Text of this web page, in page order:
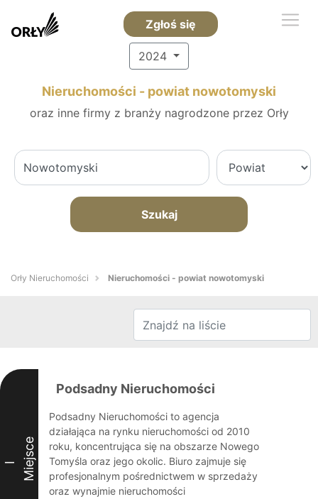
Zgłoś się
2024
Nieruchomości - powiat nowotomyski
oraz inne firmy z branży nagrodzone przez Orły
Szukaj
Orły Nieruchomości Nieruchomości - powiat nowotomyski
I Miejsce
Podsadny Nieruchomości
Podsadny Nieruchomości to agencja
działająca na rynku nieruchomości od 2010
roku, koncentrująca się na obszarze Nowego
Tomyśla oraz jego okolic. Biuro zajmuje się
profesjonalnym pośrednictwem w sprzedaży
oraz wynajmie nieruchomości